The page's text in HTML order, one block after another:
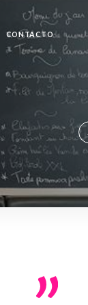
CONTACTO